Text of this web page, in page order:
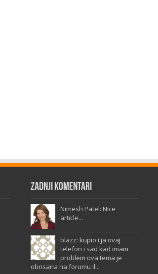
Zadnji komentari
Nimesh Patel: Nice
article...
blazz: kupio i ja ovaj
telefon i sad kad imam
problem ova tema je
obrisana na forumu il...